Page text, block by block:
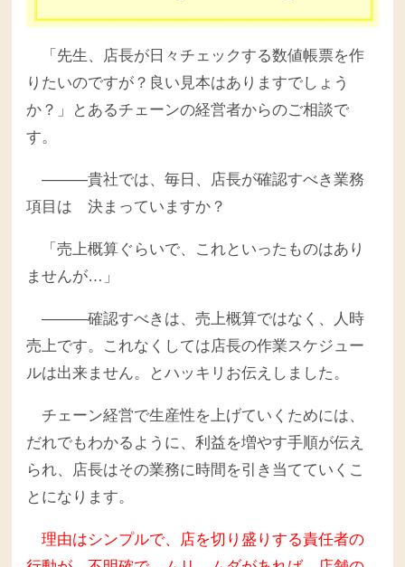
「先生、店長が日々チェックする数値帳票を作
りたいのですが？良い見本はありますでしょう
か？」とあるチェーンの経営者からのご相談で
す。
―――貴社では、毎日、店長が確認すべき業務
項目は 決まっていますか？
「売上概算ぐらいで、これといったものはあり
ませんが…」
―――確認すべきは、売上概算ではなく、人時
売上です。これなくしては店長の作業スケジュー
ルは出来ません。とハッキリお伝えしました。
チェーン経営で生産性を上げていくためには、
だれでもわかるように、利益を増やす手順が伝え
られ、店長はその業務に時間を引き当てていくこ
とになります。
理由はシンプルで、店を切り盛りする責任者の